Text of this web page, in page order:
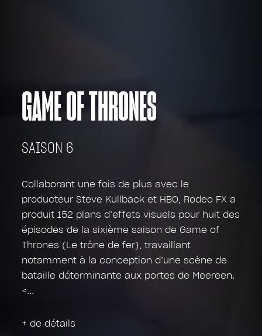
GAME OF THRONES
SAISON 6
Collaborant une fois de plus avec le
producteur Steve Kullback et HBO, Rodeo FX a
produit 152 plans d’effets visuels pour huit des
épisodes de la sixième saison de Game of
Thrones (Le trône de fer), travaillant
notamment à la conception d’une scène de
bataille déterminante aux portes de Meereen.
<
+ de détails